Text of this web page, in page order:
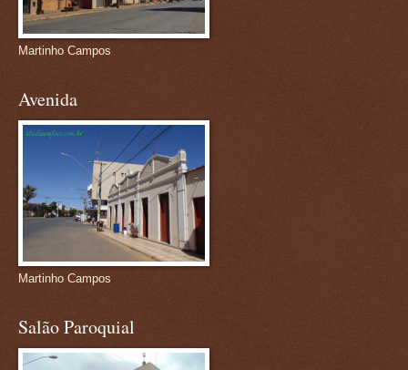
Martinho Campos
Avenida
Martinho Campos
Salão Paroquial